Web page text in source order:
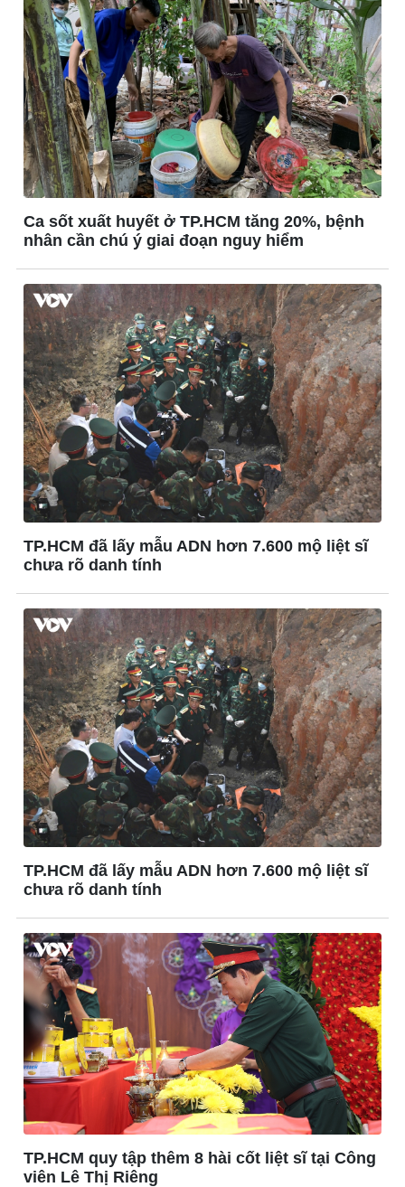
Ô tô - Xe máy
Ô tô
Xe máy
Tư vấn
Doanh nghiệp
Thông tin doanh nghiệp
Doanh nghiệp 24h
Doanh nhân
Vì cộng đồng
Công nghệ
Sành điệu
Tin Công nghệ
Chuyển đổi số
Sức khỏe
Dinh dưỡng - món ngon
Cây thuốc
Nhi khoa
Làm đẹp - giảm cân
Phòng mạch online
Ăn sạch sống khỏe
Đời sống
Nhà đẹp
Tình yêu - Gia đình
Blog
Văn hóa
Sân khấu - Điện ảnh
Văn học
Âm nhạc
Di sản
Ca sốt xuất huyết ở TP.HCM tăng 20%, bệnh
nhân cần chú ý giai đoạn nguy hiểm
TP.HCM đã lấy mẫu ADN hơn 7.600 mộ liệt sĩ
chưa rõ danh tính
TP.HCM đã lấy mẫu ADN hơn 7.600 mộ liệt sĩ
chưa rõ danh tính
TP.HCM quy tập thêm 8 hài cốt liệt sĩ tại Công
viên Lê Thị Riêng